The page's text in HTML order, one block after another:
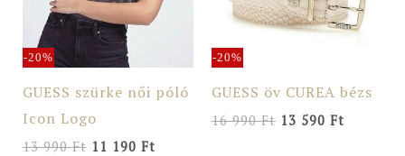
-20%
GUESS szürke női póló
Icon Logo
13 990Ft 11 190 Ft
-20%
GUESS öv CUREA bézs
16 990Ft 13 590 Ft